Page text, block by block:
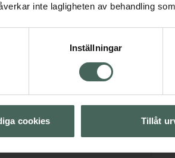
inte lagligheten av behandling
Inställningar
cookies Tillåt
Visa
Visa
Visa
Visa